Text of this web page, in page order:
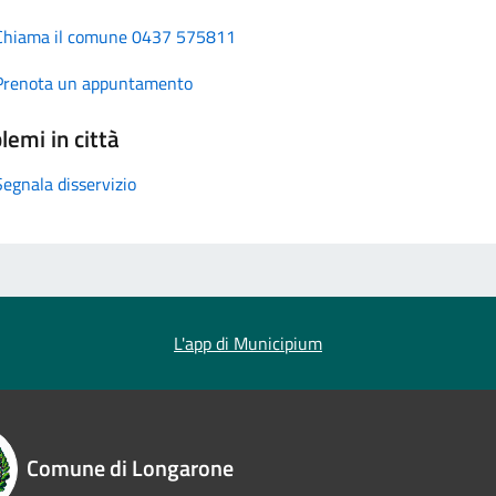
il comune 0437 575811
un appuntamento
in città
disservizio
L'app di Municipium
Comune di Longarone